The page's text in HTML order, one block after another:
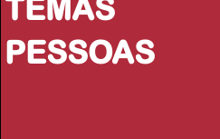
TEMAS
PESSOAS